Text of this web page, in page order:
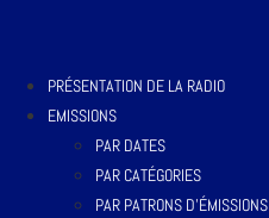
PRÉSENTATION DE LA RADIO
EMISSIONS
PAR DATES
PAR CATÉGORIES
PAR PATRONS D’ÉMISSIONS